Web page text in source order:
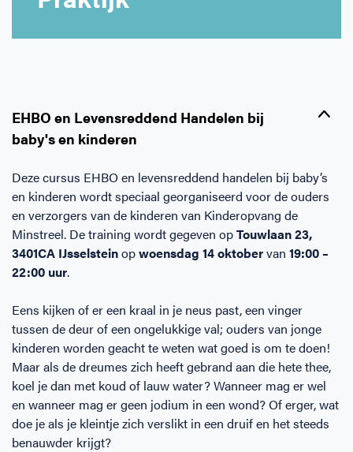
BHV voor Primair Onderwijs
EHBO voor Sportclubs
Levensreddend handelen voor iedereen
Zakelijk veelgestelde vragen
Direct boeken
Inloggen
EHBO en Levensreddend Handelen bij
baby's en kinderen
Deze cursus EHBO en levensreddend handelen bij baby’s
en kinderen wordt speciaal georganiseerd voor de ouders
en verzorgers van de kinderen van Kinderopvang de
Minstreel. De training wordt gegeven opTouwlaan 23,
3401CA IJsselsteinopwoensdag 14 oktobervan 19:00 –
22:00 uur.
Eens kijken of er een kraal in je neus past, een vinger
tussen de deur of een ongelukkige val; ouders van jonge
kinderen worden geacht te weten wat goed is om te doen!
Maar als de dreumes zich heeft gebrand aan die hete thee,
koel je dan met koud of lauw water? Wanneer mag er wel
en wanneer mag er geen jodium in een wond? Of erger, wat
doe je als je kleintje zich verslikt in een druif en het steeds
benauwder krijgt?